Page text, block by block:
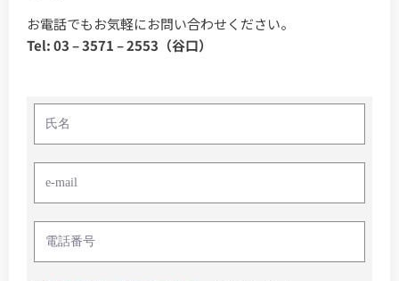
お電話でもお気軽にお問い合わせください。
Tel: 03 – 3571 – 2553（谷口）